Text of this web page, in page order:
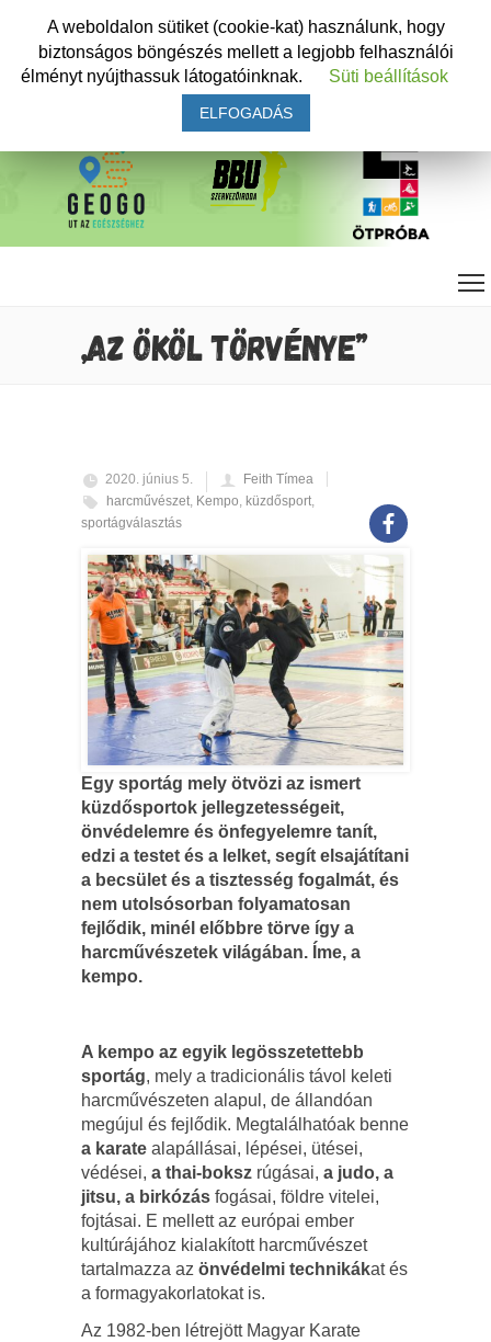
„AZ ÖKÖL TÖRVÉNYE”
2020. június 5.
Feith Tímea
harcművészet, Kempo, küzdősport,
sportágválasztás
Egy sportág mely ötvözi az ismert
küzdősportok jellegzetességeit,
önvédelemre és önfegyelemre tanít,
edzi a testet és a lelket, segít elsajátítani
a becsület és a tisztesség fogalmát, és
nem utolsósorban folyamatosan
fejlődik, minél előbbre törve így a
harcművészetek világában. Íme, a
kempo.
A kempo az egyik legösszetettebb
sportág, mely a tradicionális távol keleti
harcművészeten alapul, de állandóan
megújul és fejlődik. Megtalálhatóak benne
a karate alapállásai, lépései, ütései,
védései, a thai-boksz rúgásai, a judo, a
jitsu, a birkózás fogásai, földre vitelei,
fojtásai. E mellett az európai ember
kultúrájához kialakított harcművészet
tartalmazza az önvédelmi technikákat és
a formagyakorlatokat is.
Az 1982-ben létrejött Magyar Karate
A weboldalon sütiket (cookie-kat) használunk, hogy
biztonságos böngészés mellett a legjobb felhasználói
élményt nyújthassuk látogatóinknak.
Süti beállítások
ELFOGADÁS